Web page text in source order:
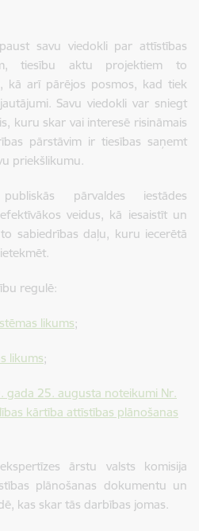
savu viedokli par attīstības
tiesību aktu projektiem to
kā arī pārējos posmos, kad tiek
Savu viedokli var sniegt
kuru skar vai interesē risināmais
pārstāvim ir tiesības saņemt
priekšlikumu.
pārvaldes iestādes
veidus, kā iesaistīt un
sabiedrības daļu, kuru iecerētā
regulē:
likums;
likums;
gada 25. augusta noteikumi Nr.
kārtība attīstības plānošanas
ārstu valsts komisija
plānošanas dokumentu un
kas skar tās darbības jomas.